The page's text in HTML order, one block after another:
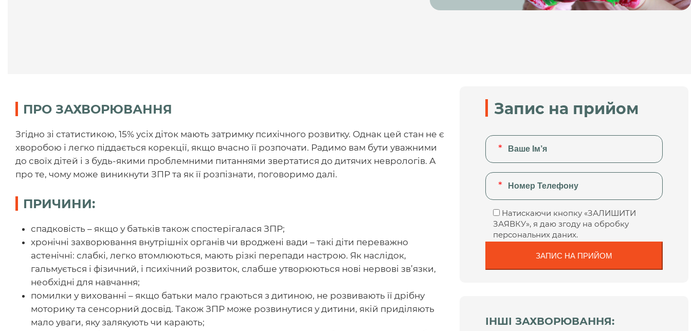
ПРО ЗАХВОРЮВАННЯ
Згідно зі статистикою, 15% усіх діток мають затримку психічного розвитку. Однак цей стан не є
хворобою і легко піддається корекції, якщо вчасно її розпочати. Радимо вам бути уважними
до своїх дітей і з будь-якими проблемними питаннями звертатися до дитячих неврологів. А
про те, чому може виникнути ЗПР та як її розпізнати, поговоримо далі.
ПРИЧИНИ:
спадковість – якщо у батьків також спостерігалася ЗПР;
хронічні захворювання внутрішніх органів чи вроджені вади – такі діти переважно
астенічні: слабкі, легко втомлюються, мають різкі перепади настрою. Як наслідок,
гальмується і фізичний, і психічний розвиток, слабше утворюються нові нервові зв’язки,
необхідні для навчання;
помилки у вихованні – якщо батьки мало граються з дитиною, не розвивають її дрібну
моторику та сенсорний досвід. Також ЗПР може розвинутися у дитини, якій приділяють
мало уваги, яку залякують чи карають;
Запис на прийом
Натискаючи кнопку «ЗАЛИШИТИ
ЗАЯВКУ», я даю згоду на обробку
персональних даних.
ІНШІ ЗАХВОРЮВАННЯ: